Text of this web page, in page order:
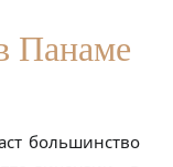
Панаме
большинство